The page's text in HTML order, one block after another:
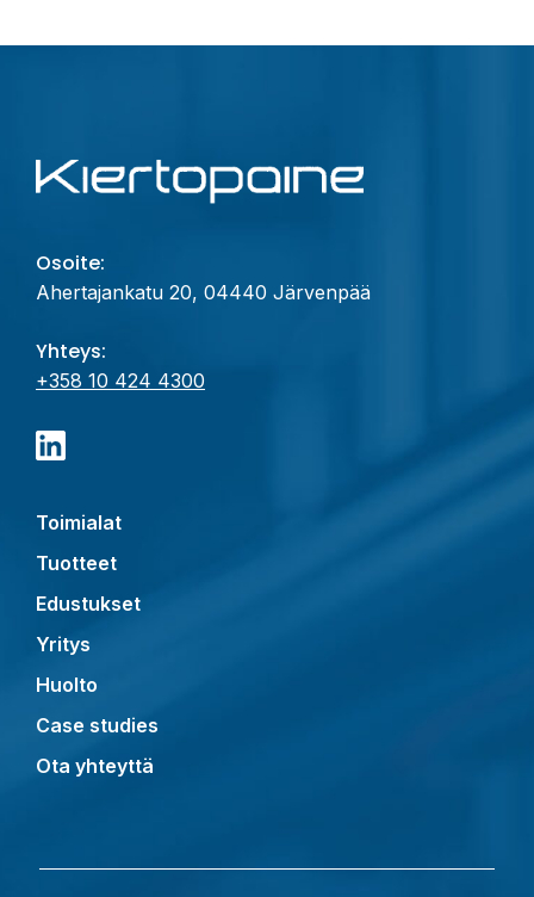
Osoite:
Ahertajankatu 20, 04440 Järvenpää
Yhteys:
+358 10 424 4300
Toimialat
Tuotteet
Edustukset
Yritys
Huolto
Case studies
Ota yhteyttä